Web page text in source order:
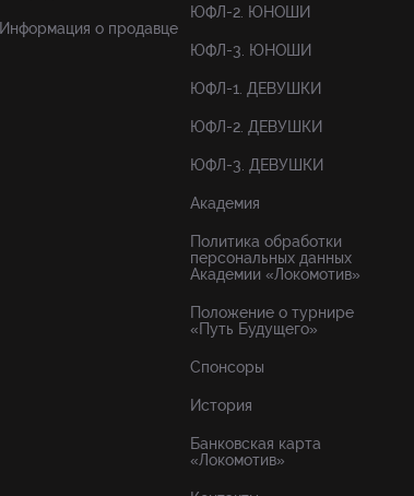
Информация о продавце
ЮФЛ-2. ЮНОШИ
ЮФЛ-3. ЮНОШИ
ЮФЛ-1. ДЕВУШКИ
ЮФЛ-2. ДЕВУШКИ
ЮФЛ-3. ДЕВУШКИ
Академия
Политика обработки
персональных данных
Академии «Локомотив»
Положение о турнире
«Путь Будущего»
Спонсоры
История
Банковская карта
«Локомотив»